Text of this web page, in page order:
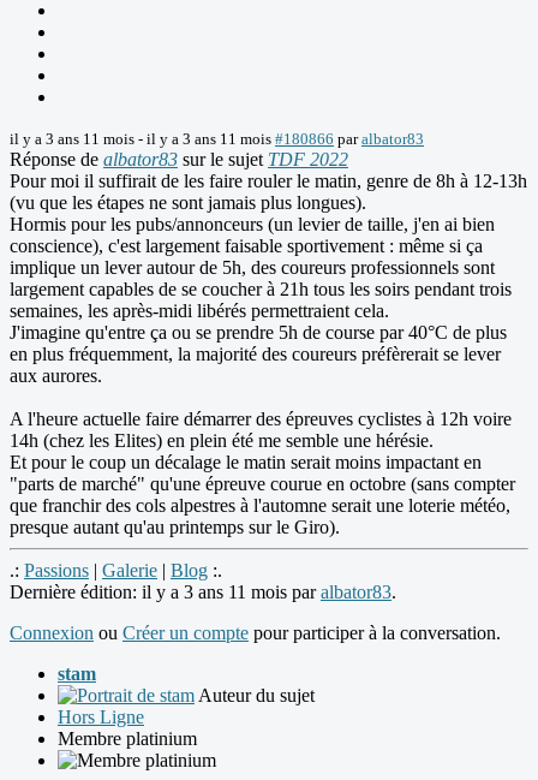
il y a 3 ans 11 mois - il y a 3 ans 11 mois #180866 paralbator83
Réponse de albator83 sur le sujet TDF 2022
Pour moi il suffirait de les faire rouler le matin, genre de 8h à 12-13h
(vu que les étapes ne sont jamais plus longues).
Hormis pour les pubs/annonceurs (un levier de taille, j'en ai bien
conscience), c'est largement faisable sportivement : même si ça
implique un lever autour de 5h, des coureurs professionnels sont
largement capables de se coucher à 21h tous les soirs pendant trois
semaines, les après-midi libérés permettraient cela.
J'imagine qu'entre ça ou se prendre 5h de course par 40°C de plus
en plus fréquemment, la majorité des coureurs préfèrerait se lever
aux aurores.
A l'heure actuelle faire démarrer des épreuves cyclistes à 12h voire
14h (chez les Elites) en plein été me semble une hérésie.
Et pour le coup un décalage le matin serait moins impactant en
"parts de marché" qu'une épreuve courue en octobre (sans compter
que franchir des cols alpestres à l'automne serait une loterie météo,
presque autant qu'au printemps sur le Giro).
.: Passions | Galerie | Blog :.
Dernière édition: il y a 3 ans 11 mois paralbator83.
Connexion ou Créer un compte pour participer à la conversation.
stam
Auteur du sujet
Hors Ligne
Membre platinium